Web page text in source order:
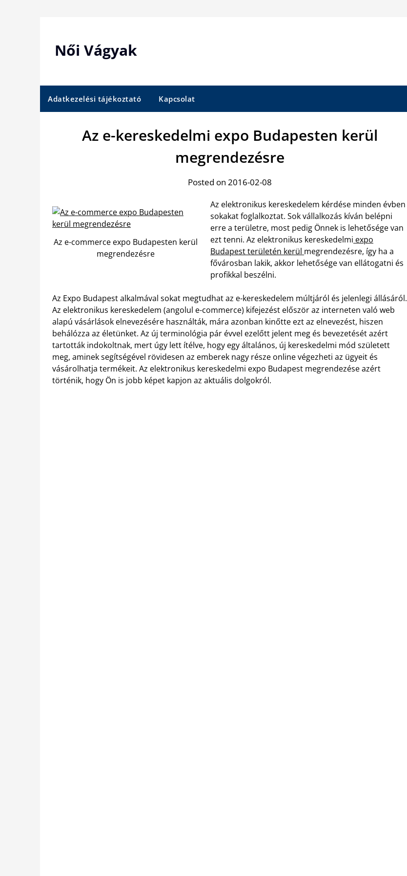
Női Vágyak
Adatkezelési tájékoztató Kapcsolat
Az e-kereskedelmi expo Budapesten kerül
megrendezésre
Posted on 2016-02-08
Az e-commerce expo Budapesten kerül
megrendezésre
Az elektronikus kereskedelem kérdése minden évben
sokakat foglalkoztat. Sok vállalkozás kíván belépni
erre a területre, most pedig Önnek is lehetősége van
ezt tenni. Az elektronikus kereskedelmi expo
Budapest területén kerül megrendezésre, így ha a
fővárosban lakik, akkor lehetősége van ellátogatni és
profikkal beszélni.
Az Expo Budapest alkalmával sokat megtudhat az e-kereskedelem múltjáról és jelenlegi állásáról.
Az elektronikus kereskedelem (angolul e-commerce) kifejezést először az interneten való web
alapú vásárlások elnevezésére használták, mára azonban kinőtte ezt az elnevezést, hiszen
behálózza az életünket. Az új terminológia pár évvel ezelőtt jelent meg és bevezetését azért
tartották indokoltnak, mert úgy lett ítélve, hogy egy általános, új kereskedelmi mód született
meg, aminek segítségével rövidesen az emberek nagy része online végezheti az ügyeit és
vásárolhatja termékeit. Az elektronikus kereskedelmi expo Budapest megrendezése azért
történik, hogy Ön is jobb képet kapjon az aktuális dolgokról.